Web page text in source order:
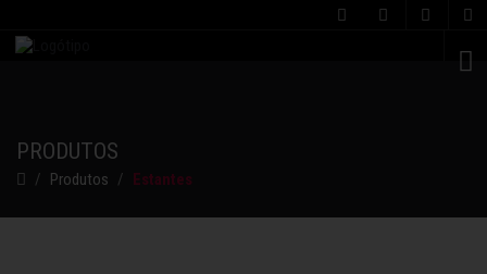
PRODUTOS
Produtos Estantes